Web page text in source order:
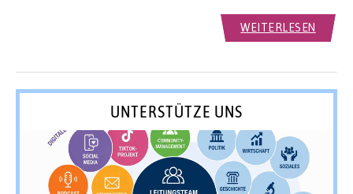
WEITERLESEN
UNTERSTÜTZE UNS